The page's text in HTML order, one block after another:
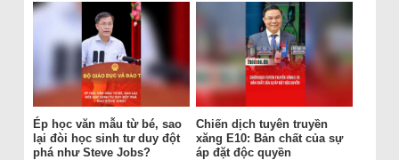
Ép học văn mẫu từ bé, sao
lại đòi học sinh tư duy đột
phá như Steve Jobs?
Chiến dịch tuyên truyền
xăng E10: Bản chất của sự
áp đặt độc quyền